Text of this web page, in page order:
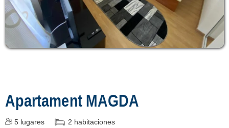
Apartament MAGDA
5 lugares 2 habitaciones
login
Mostrar todas las
atracciones turísticas